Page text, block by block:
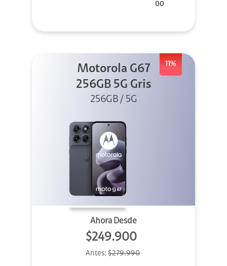
00
11%
Motorola G67
256GB 5G Gris
256GB / 5G
Ahora Desde
$249.900
Antes: $279.990